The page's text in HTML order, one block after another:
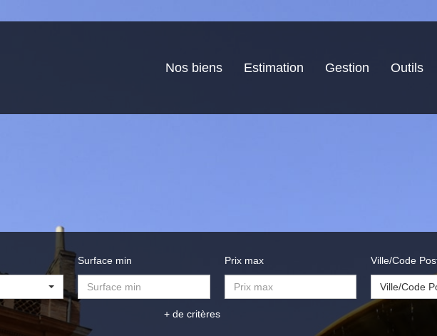
Nos biens Estimation Gestion Outils
Surface min Prix max Ville/Code
Ville/Code
+ de critères